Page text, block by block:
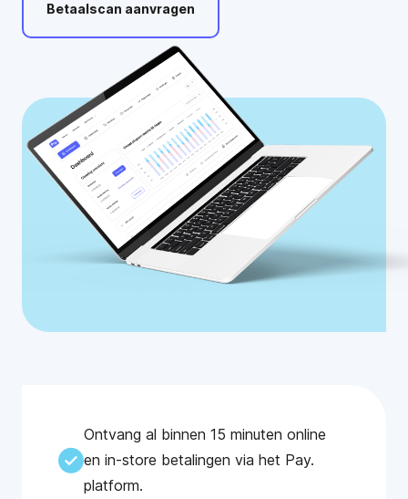
Betaalscan aanvragen
Ontvang al binnen 15 minuten online
en in-store betalingen via het Pay.
platform.